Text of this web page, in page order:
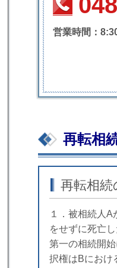
営業時間：
再転相
再転相続
１．被相続人
をせずに死亡
第一の相続開
択権はBにおけ